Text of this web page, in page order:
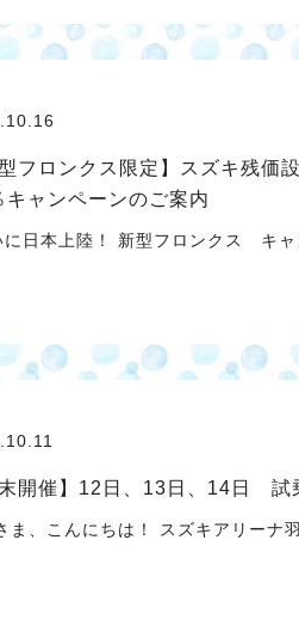
型フロンクス限定】スズキ残価
キャンペーンのご案内
日本上陸！ 新型フロンクス キャ
末開催】12日、13日、14日 試
ま、こんにちは！ スズキアリーナ